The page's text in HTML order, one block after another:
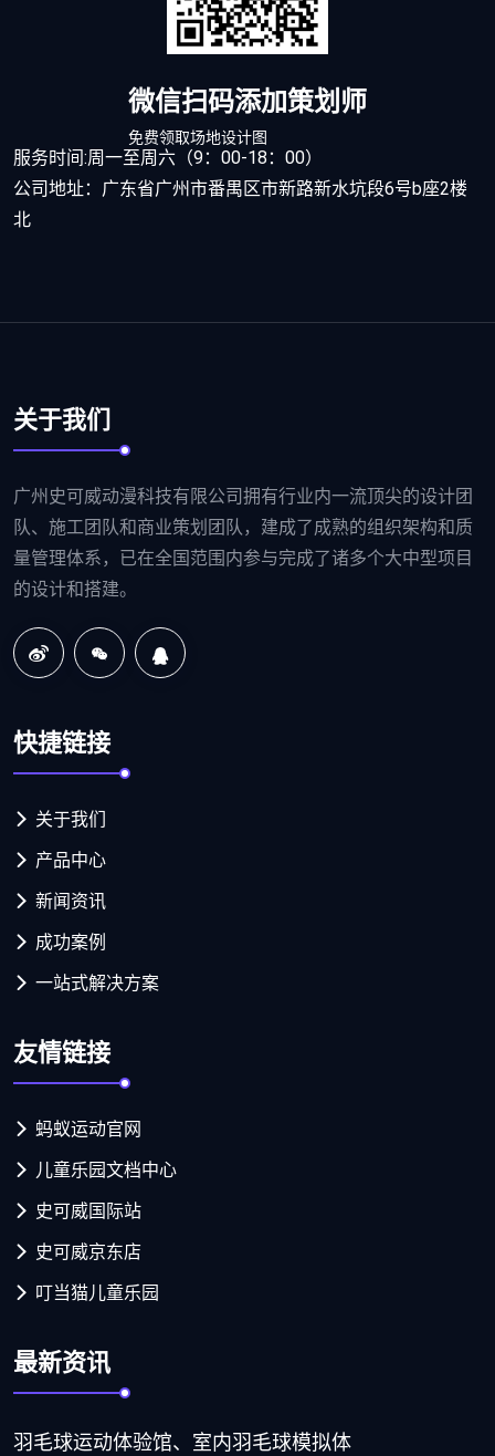
微信扫码添加策划师
免费领取场地设计图
服务时间:周一至周六（9：00-18：00）
公司地址：广东省广州市番禺区市新路新水坑段6号b座2楼
北
关于我们
广州史可威动漫科技有限公司拥有行业内一流顶尖的设计团
队、施工团队和商业策划团队，建成了成熟的组织架构和质
量管理体系，已在全国范围内参与完成了诸多个大中型项目
的设计和搭建。
快捷链接
关于我们
产品中心
新闻资讯
成功案例
一站式解决方案
友情链接
蚂蚁运动官网
儿童乐园文档中心
史可威国际站
史可威京东店
叮当猫儿童乐园
最新资讯
羽毛球运动体验馆、室内羽毛球模拟体